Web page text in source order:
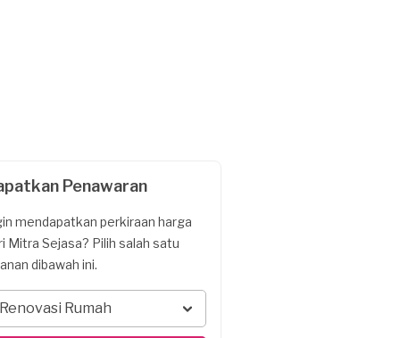
Penawaran
mendapatkan perkiraan harga
Mitra Sejasa? Pilih salah satu
dibawah ini.
Renovasi Rumah